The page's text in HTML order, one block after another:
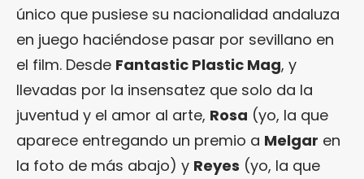
único que pusiese su nacionalidad andaluza
en juego haciéndose pasar por sevillano en
el film. Desde Fantastic Plastic Mag, y
llevadas por la insensatez que solo da la
juventud y el amor al arte, Rosa (yo, la que
aparece entregando un premio a Melgar en
la foto de más abajo) y Reyes (yo, la que